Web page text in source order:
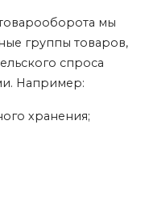
мы
группы товаров,
спроса
Например:
хранения;